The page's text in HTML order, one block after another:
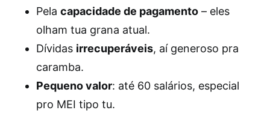
Pela capacidade de pagamento – eles
olham tua grana atual.
Dívidas irrecuperáveis, aí generoso pra
caramba.
Pequeno valor: até 60 salários, especial
pro MEI tipo tu.